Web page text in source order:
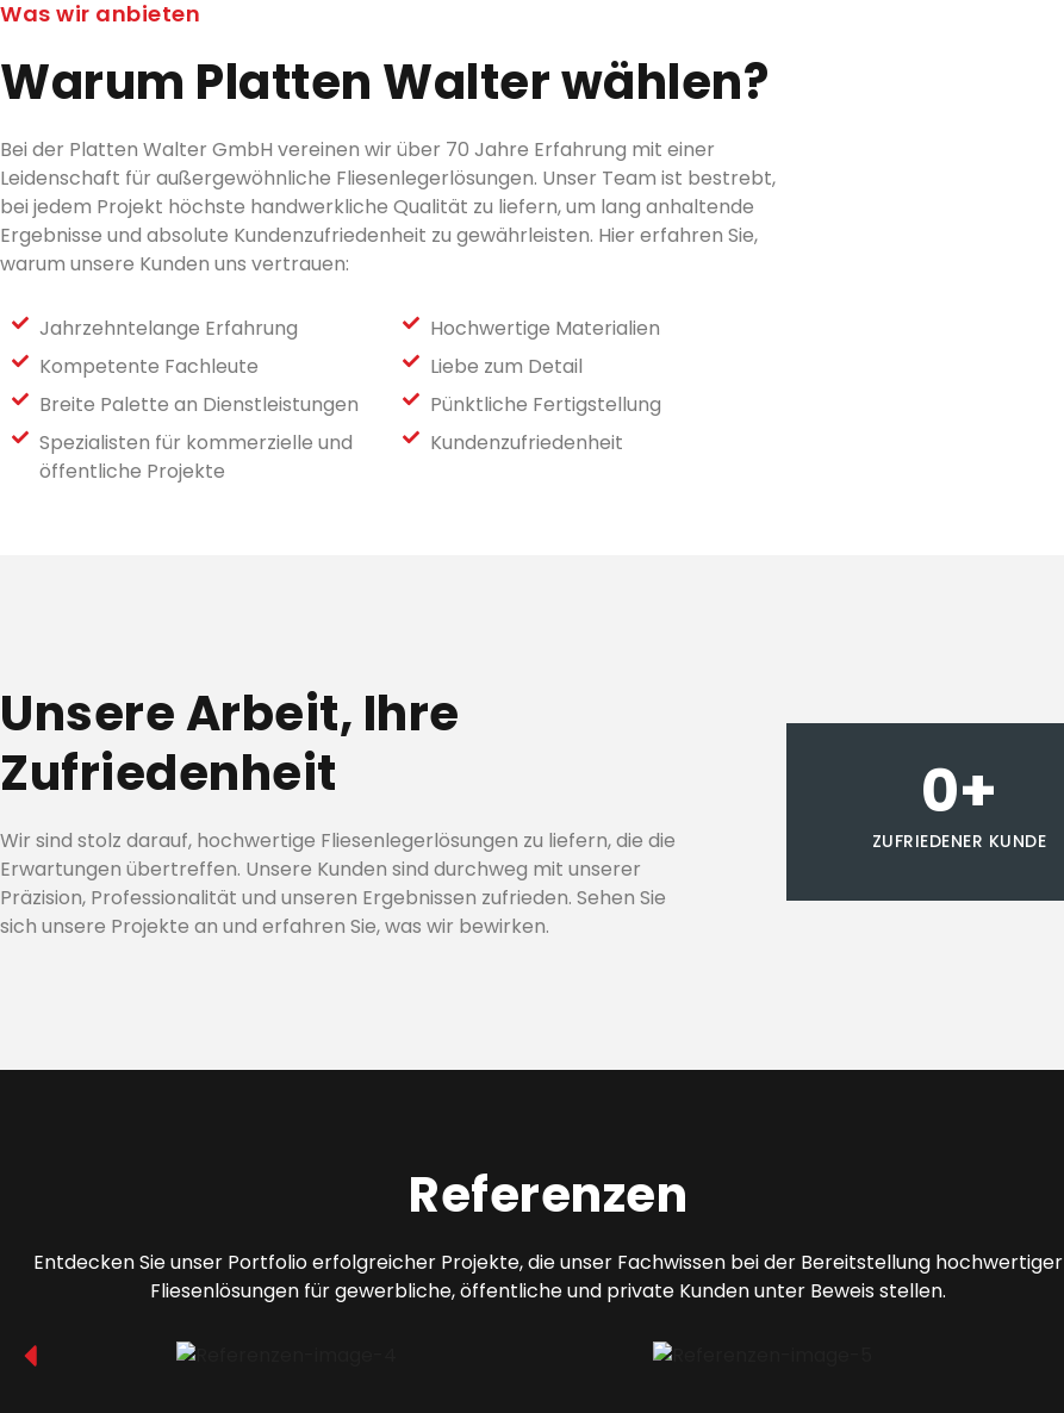
Was wir anbieten
Warum Platten Walter wählen?
Bei der Platten Walter GmbH vereinen wir über 70 Jahre Erfahrung mit einer
Leidenschaft für außergewöhnliche Fliesenlegerlösungen. Unser Team ist bestrebt,
bei jedem Projekt höchste handwerkliche Qualität zu liefern, um lang anhaltende
Ergebnisse und absolute Kundenzufriedenheit zu gewährleisten. Hier erfahren Sie,
warum unsere Kunden uns vertrauen:
Jahrzehntelange Erfahrung
Kompetente Fachleute
Breite Palette an Dienstleistungen
Spezialisten für kommerzielle und
öffentliche Projekte
Hochwertige Materialien
Liebe zum Detail
Pünktliche Fertigstellung
Kundenzufriedenheit
Unsere Arbeit, Ihre
Zufriedenheit
Wir sind stolz darauf, hochwertige Fliesenlegerlösungen zu liefern, die die
Erwartungen übertreffen. Unsere Kunden sind durchweg mit unserer
Präzision, Professionalität und unseren Ergebnissen zufrieden. Sehen Sie
sich unsere Projekte an und erfahren Sie, was wir bewirken.
ZUFRIEDENER KUNDE
0+
Referenzen
Entdecken Sie unser Portfolio erfolgreicher Projekte, die unser Fachwissen bei der Bereitstellung hochwertiger
Fliesenlösungen für gewerbliche, öffentliche und private Kunden unter Beweis stellen.